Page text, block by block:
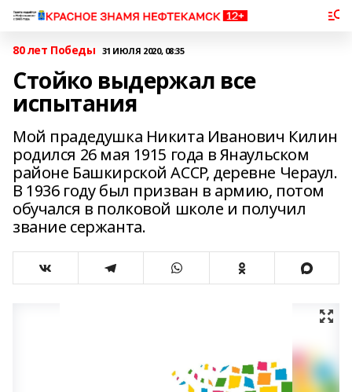
80 лет Победы 31 ИЮЛЯ 2020, 08:35
Стойко выдержал все
испытания
Мой прадедушка Никита Иванович Килин
родился 26 мая 1915 года в Янаульском
районе Башкирской АССР, деревне Чераул.
В 1936 году был призван в армию, потом
обучался в полковой школе и получил
звание сержанта.